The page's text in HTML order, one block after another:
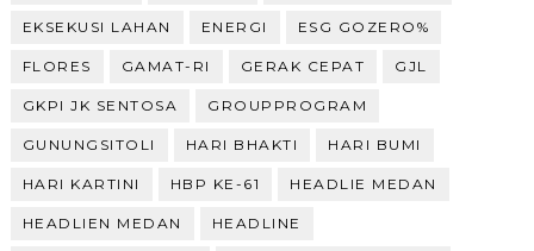
EKSEKUSI LAHAN ENERGI ESG GOZERO%
FLORES GAMAT-RI GERAK CEPAT GJL
GKPI JK SENTOSA GROUPPROGRAM
GUNUNGSITOLI HARI BHAKTI HARI BUMI
HARI KARTINI HBP KE-61 HEADLIE MEDAN
HEADLIEN MEDAN HEADLINE